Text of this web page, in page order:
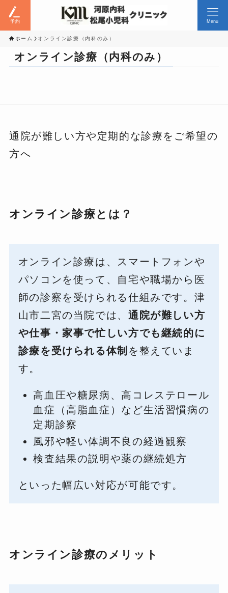
予約 Menu
ホーム オンライン診療（内科のみ）
オンライン診療（内科のみ）
通院が難しい方や定期的な診療をご希望の
方へ
オンライン診療とは？
オンライン診療は、スマートフォンや
パソコンを使って、自宅や職場から医
師の診察を受けられる仕組みです。津
山市二宮の当院では、 通院が難しい方
や仕事・家事で忙しい方でも継続的に
診療を受けられる体制 を整えていま
す。
高血圧や糖尿病、高コレステロール
血症（高脂血症）など生活習慣病の
定期診察
風邪や軽い体調不良の経過観察
検査結果の説明や薬の継続処方
といった幅広い対応が可能です。
オンライン診療のメリット